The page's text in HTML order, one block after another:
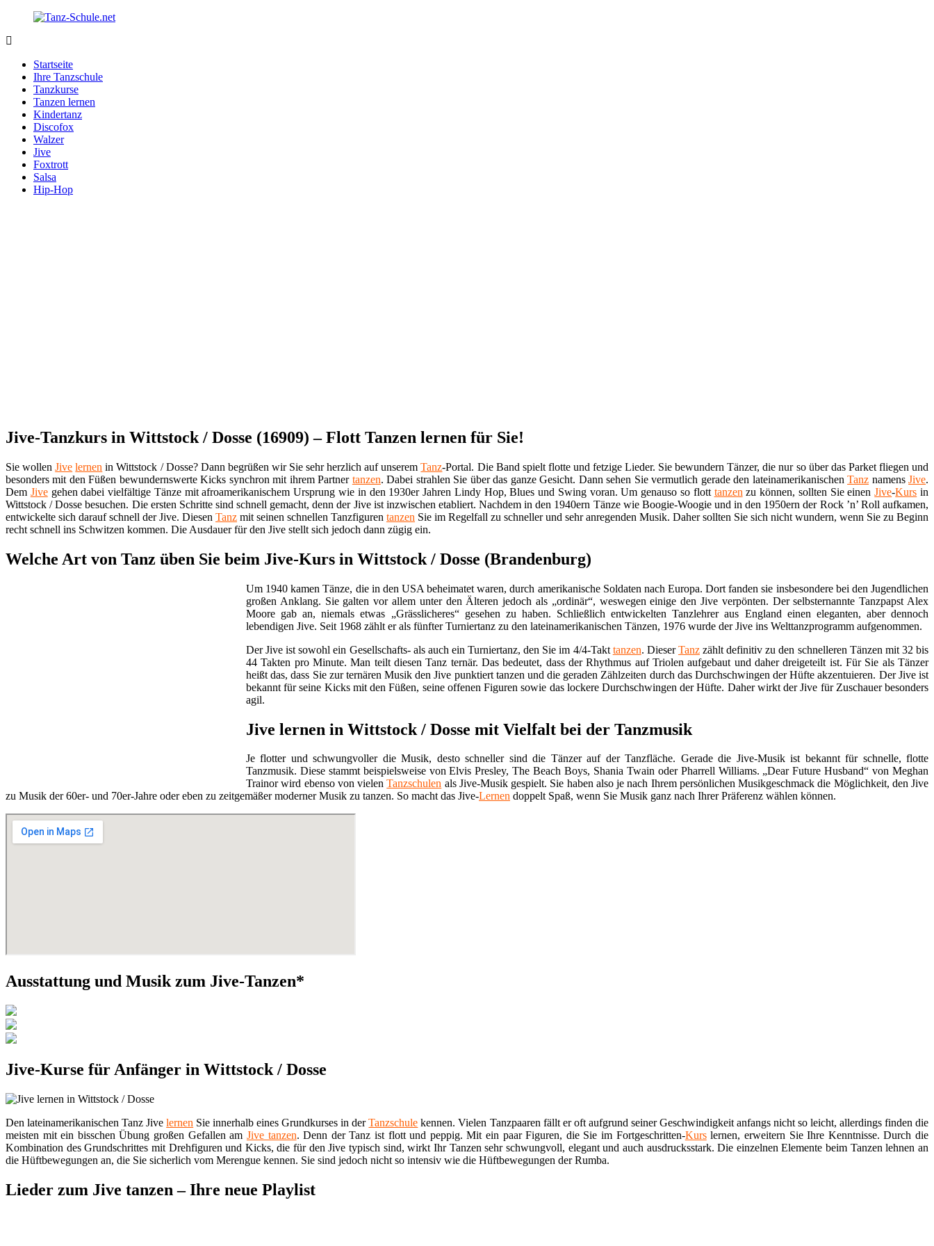
Zurück
Inhalt
Schule.net
Tanzschule
Internet
Startseite
Ihre Tanzschule
Tanzkurse
Tanzen lernen
Kindertanz
Discofox
Walzer
Jive
Foxtrott
Salsa
Hip-Hop
Jive-Tanzkurs in Wittstock / Dosse (16909) – Flott Tanzen lernen für Sie!
Sie wollenJive lernen in Wittstock / Dosse? Dann begrüßen wir Sie sehr herzlich auf unseremTanz-Portal. Die Band spielt flotte und fetzige Lieder. Sie bewundern Tänzer, die nur so über das Parket fliegen und
besonders mit den Füßen bewundernswerte Kicks synchron mit ihrem Partner tanzen. Dabei strahlen Sie über das ganze Gesicht. Dann sehen Sie vermutlich gerade den lateinamerikanischenTanz namensJive.
Dem Jivegehen dabei vielfältige Tänze mit afroamerikanischem Ursprung wie in den 1930er Jahren Lindy Hop, Blues und Swing voran. Um genauso so flott tanzen zu können, sollten Sie einenJive-Kurs in
Wittstock / Dosse besuchen. Die ersten Schritte sind schnell gemacht, denn der Jive ist inzwischen etabliert. Nachdem in den 1940ern Tänze wie Boogie-Woogie und in den 1950ern der Rock ’n’ Roll aufkamen,
entwickelte sich darauf schnell der Jive. Diesen Tanz mit seinen schnellen Tanzfiguren tanzen Sie im Regelfall zu schneller und sehr anregenden Musik. Daher sollten Sie sich nicht wundern, wenn Sie zu Beginn
recht schnell ins Schwitzen kommen. Die Ausdauer für den Jive stellt sich jedoch dann zügig ein.
Welche Art von Tanz üben Sie beim Jive-Kurs in Wittstock / Dosse (Brandenburg)
Um 1940 kamen Tänze, die in den USA beheimatet waren, durch amerikanische Soldaten nach Europa. Dort fanden sie insbesondere bei den Jugendlichen
großen Anklang. Sie galten vor allem unter den Älteren jedoch als „ordinär“, weswegen einige den Jive verpönten. Der selbsternannte Tanzpapst Alex
Moore gab an, niemals etwas „Grässlicheres“ gesehen zu haben. Schließlich entwickelten Tanzlehrer aus England einen eleganten, aber dennoch
lebendigen Jive. Seit 1968 zählt er als fünfter Turniertanz zu den lateinamerikanischen Tänzen, 1976 wurde der Jive ins Welttanzprogramm aufgenommen.
Der Jive ist sowohl ein Gesellschafts- als auch ein Turniertanz, den Sie im 4/4-Takt tanzen. DieserTanzzählt definitiv zu den schnelleren Tänzen mit 32 bis
44 Takten pro Minute. Man teilt diesen Tanz ternär. Das bedeutet, dass der Rhythmus auf Triolen aufgebaut und daher dreigeteilt ist. Für Sie als Tänzer
heißt das, dass Sie zur ternären Musik den Jive punktiert tanzen und die geraden Zählzeiten durch das Durchschwingen der Hüfte akzentuieren. Der Jive ist
bekannt für seine Kicks mit den Füßen, seine offenen Figuren sowie das lockere Durchschwingen der Hüfte. Daher wirkt der Jive für Zuschauer besonders
agil.
Jive lernen in Wittstock / Dosse mit Vielfalt bei der Tanzmusik
Je flotter und schwungvoller die Musik, desto schneller sind die Tänzer auf der Tanzfläche. Gerade die Jive-Musik ist bekannt für schnelle, flotte
Tanzmusik. Diese stammt beispielsweise von Elvis Presley, The Beach Boys, Shania Twain oder Pharrell Williams. „Dear Future Husband“ von Meghan
Trainor wird ebenso von vielenTanzschulen als Jive-Musik gespielt. Sie haben also je nach Ihrem persönlichen Musikgeschmack die Möglichkeit, den Jive
zu Musik der 60er- und 70er-Jahre oder eben zu zeitgemäßer moderner Musik zu tanzen. So macht das Jive-Lernen doppelt Spaß, wenn Sie Musik ganz nach Ihrer Präferenz wählen können.
Ausstattung und Musik zum Jive-Tanzen*
Jive-Kurse für Anfänger in Wittstock / Dosse
Den lateinamerikanischen Tanz Jivelernen Sie innerhalb eines Grundkurses in derTanzschule kennen. Vielen Tanzpaaren fällt er oft aufgrund seiner Geschwindigkeit anfangs nicht so leicht, allerdings finden die
meisten mit ein bisschen Übung großen Gefallen am Jive tanzen. Denn der Tanz ist flott und peppig. Mit ein paar Figuren, die Sie im Fortgeschritten-Kurslernen, erweitern Sie Ihre Kenntnisse. Durch die
Kombination des Grundschrittes mit Drehfiguren und Kicks, die für den Jive typisch sind, wirkt Ihr Tanzen sehr schwungvoll, elegant und auch ausdrucksstark. Die einzelnen Elemente beim Tanzen lehnen an
die Hüftbewegungen an, die Sie sicherlich vom Merengue kennen. Sie sind jedoch nicht so intensiv wie die Hüftbewegungen der Rumba.
Lieder zum Jive tanzen – Ihre neue Playlist